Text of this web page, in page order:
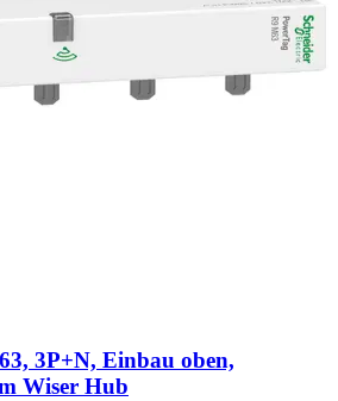
3P+N, Einbau oben,
Wiser Hub